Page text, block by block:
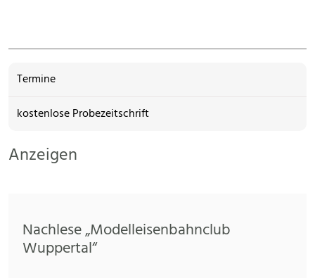
Termine
kostenlose Probezeitschrift
Anzeigen
Nachlese „Modelleisenbahnclub
Wuppertal“